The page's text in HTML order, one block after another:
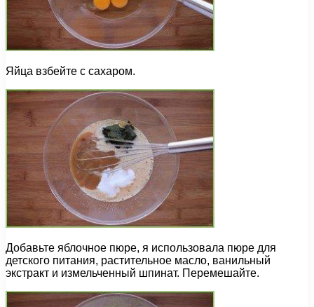
Яйца взбейте с сахаром.
Добавьте яблочное пюре, я использовала пюре для
детского питания, растительное масло, ванильный
экстракт и измельченный шпинат. Перемешайте.